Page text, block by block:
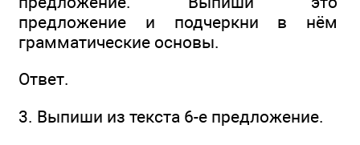
предложение и подчеркни в нём
грамматические основы.
Ответ.
3. Выпиши из текста 6-е предложение.